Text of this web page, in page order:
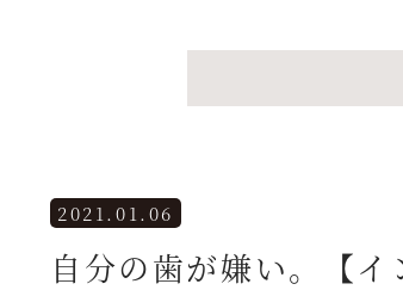
2021.01.06
自分の歯が嫌い。【